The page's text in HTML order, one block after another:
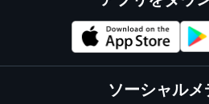
ソーシャルメ